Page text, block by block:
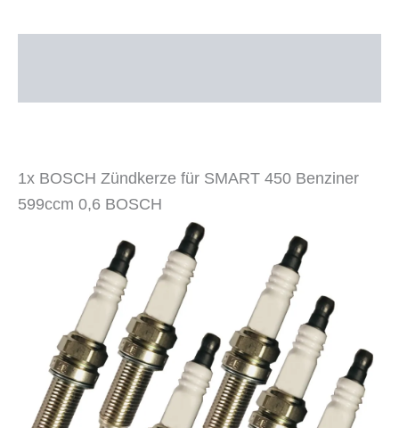
1x BOSCH Zündkerze für SMART 450 Benziner
599ccm 0,6 BOSCH